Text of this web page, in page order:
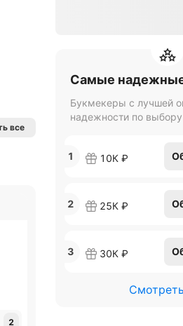
все
2
Самые
Букмекеры с лучшей
надежности по
1 10К ₽
2 25К ₽
3 30К ₽